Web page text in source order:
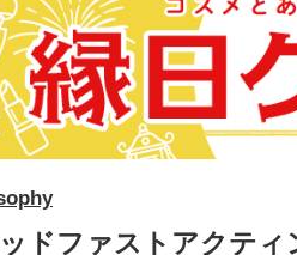
ドファストアクテ